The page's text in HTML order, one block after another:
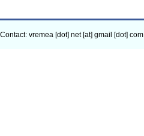
Contact: vremea [dot] net [at] gmail [dot] com